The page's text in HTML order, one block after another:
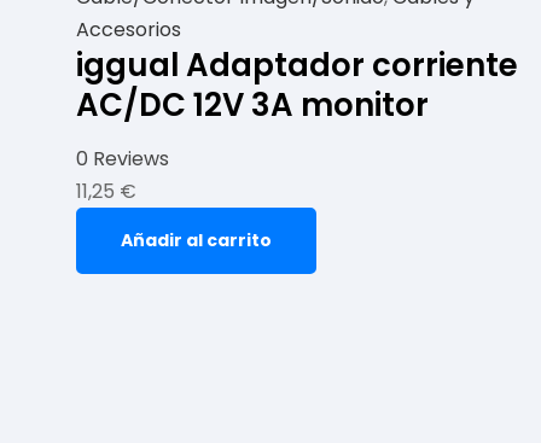
Accesorios
iggual Adaptador corriente
AC/DC 12V 3A monitor
0 Reviews
11,25 €
Añadir al carrito